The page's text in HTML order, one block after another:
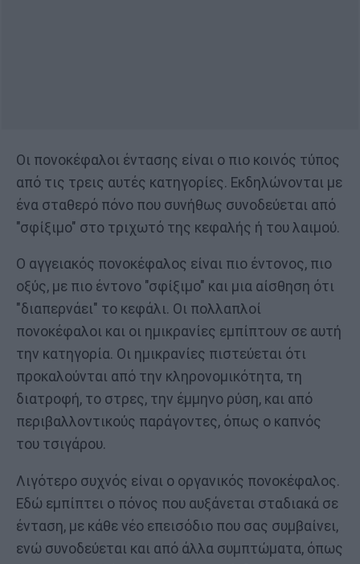
Οι πονοκέφαλοι έντασης είναι ο πιο κοινός τύπος
από τις τρεις αυτές κατηγορίες. Εκδηλώνονται με
ένα σταθερό πόνο που συνήθως συνοδεύεται από
"σφίξιμο" στο τριχωτό της κεφαλής ή του λαιμού.
Ο αγγειακός πονοκέφαλος είναι πιο έντονος, πιο
οξύς, με πιο έντονο "σφίξιμο" και μια αίσθηση ότι
"διαπερνάει" το κεφάλι. Οι πολλαπλοί
πονοκέφαλοι και οι ημικρανίες εμπίπτουν σε αυτή
την κατηγορία. Οι ημικρανίες πιστεύεται ότι
προκαλούνται από την κληρονομικότητα, τη
διατροφή, το στρες, την έμμηνο ρύση, και από
περιβαλλοντικούς παράγοντες, όπως ο καπνός
του τσιγάρου.
Λιγότερο συχνός είναι ο οργανικός πονοκέφαλος.
Εδώ εμπίπτει ο πόνος που αυξάνεται σταδιακά σε
ένταση, με κάθε νέο επεισόδιο που σας συμβαίνει,
ενώ συνοδεύεται και από άλλα συμπτώματα, όπως